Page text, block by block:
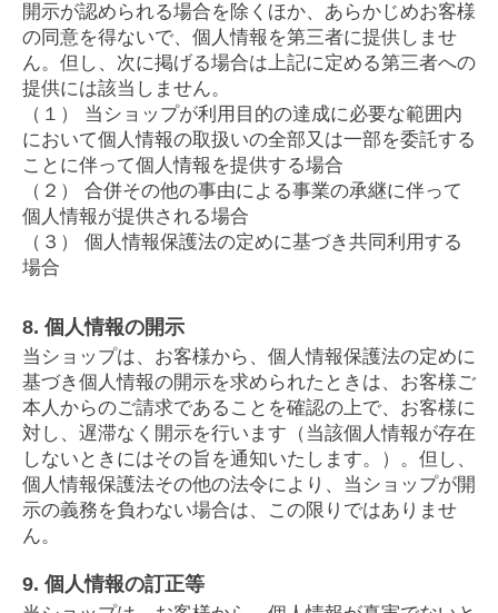
開示が認められる場合を除くほか、あらかじめお客様
の同意を得ないで、個人情報を第三者に提供しませ
ん。但し、次に掲げる場合は上記に定める第三者への
提供には該当しません。
（１） 当ショップが利用目的の達成に必要な範囲内
において個人情報の取扱いの全部又は一部を委託する
ことに伴って個人情報を提供する場合
（２） 合併その他の事由による事業の承継に伴って
個人情報が提供される場合
（３） 個人情報保護法の定めに基づき共同利用する
場合
8. 個人情報の開示
当ショップは、お客様から、個人情報保護法の定めに
基づき個人情報の開示を求められたときは、お客様ご
本人からのご請求であることを確認の上で、お客様に
対し、遅滞なく開示を行います（当該個人情報が存在
しないときにはその旨を通知いたします。）。但し、
個人情報保護法その他の法令により、当ショップが開
示の義務を負わない場合は、この限りではありませ
ん。
9. 個人情報の訂正等